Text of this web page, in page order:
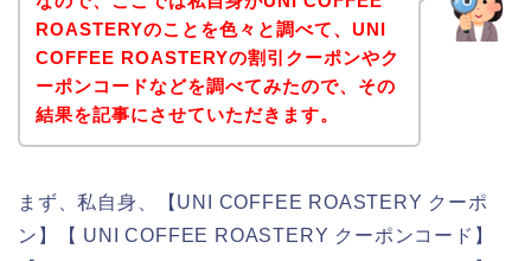
ROASTERYのことを色々と調べて、UNI
COFFEE ROASTERYの割引クーポンやク
ーポンコードなどを調べてみたので、その
結果を記事にさせていただきます。
まず、私自身、【UNI COFFEE ROASTERY クーポ
ン】【 UNI COFFEE ROASTERY クーポンコード】